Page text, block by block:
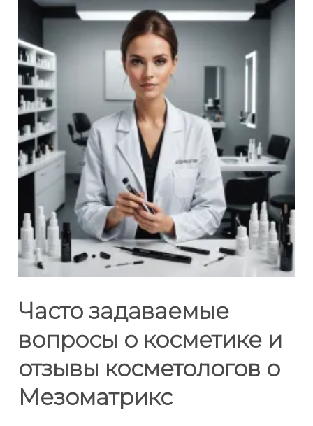
Часто задаваемые
вопросы о косметике и
отзывы косметологов о
Мезоматрикс